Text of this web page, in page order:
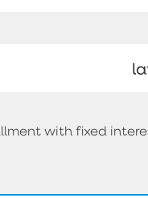
with fixed